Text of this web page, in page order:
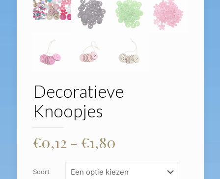
Decoratieve
Knoopjes
€0,12 - €1,80
tot
Soort